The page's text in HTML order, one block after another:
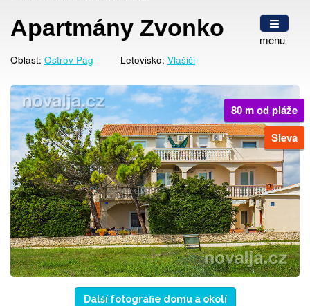
menu
Apartmány Zvonko
Oblast: Ostrov Pag Letovisko: Vlašiči
80 m od pláže
Sleva
Další fotografie domu a okolí